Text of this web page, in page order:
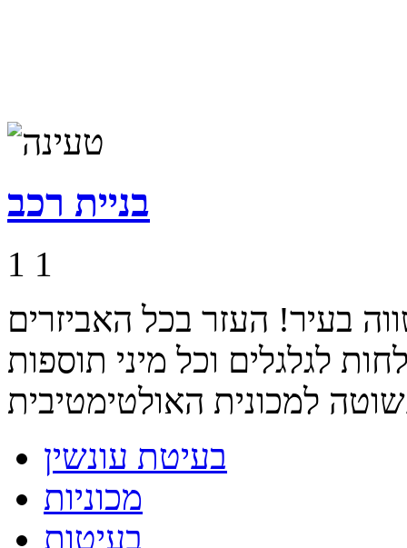
בניית רכב
1 1
בעיר! העזר בכל האביזרים
לגלגלים וכל מיני תוספות
בעיטת עונשין
מכוניות
בעיטות